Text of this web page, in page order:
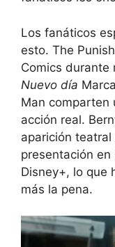
Los fanáticos
esto. The
Comics durante
Nuevo día
Man comparten
acción real.
aparición
presentación
Disney+, lo que
más la pena.